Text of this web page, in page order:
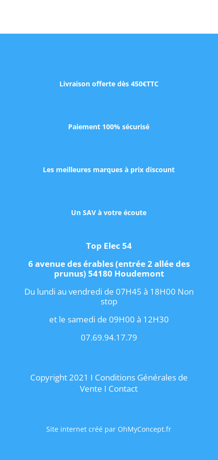
Livraison offerte dès 450€TTC
Paiement 100% sécurisé
Les meilleures marques à prix discount
Un SAV à votre écoute
Top Elec 54
6 avenue des érables (entrée 2 allée des
prunus) 54180 Houdemont
Du lundi au vendredi de 07H45 à 18H00 Non
stop
et le samedi de 09H00 à 12H30
07.69.94.17.79
Copyright 2021 I Conditions Générales de
Vente I Contact
Site internet créé par OhMyConcept.fr